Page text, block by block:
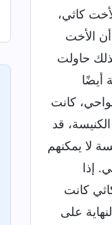
كاثي،
الأخت
حاولت
أيضًا
كانت
قد
لا يمكنهم
إذا
كانت
على